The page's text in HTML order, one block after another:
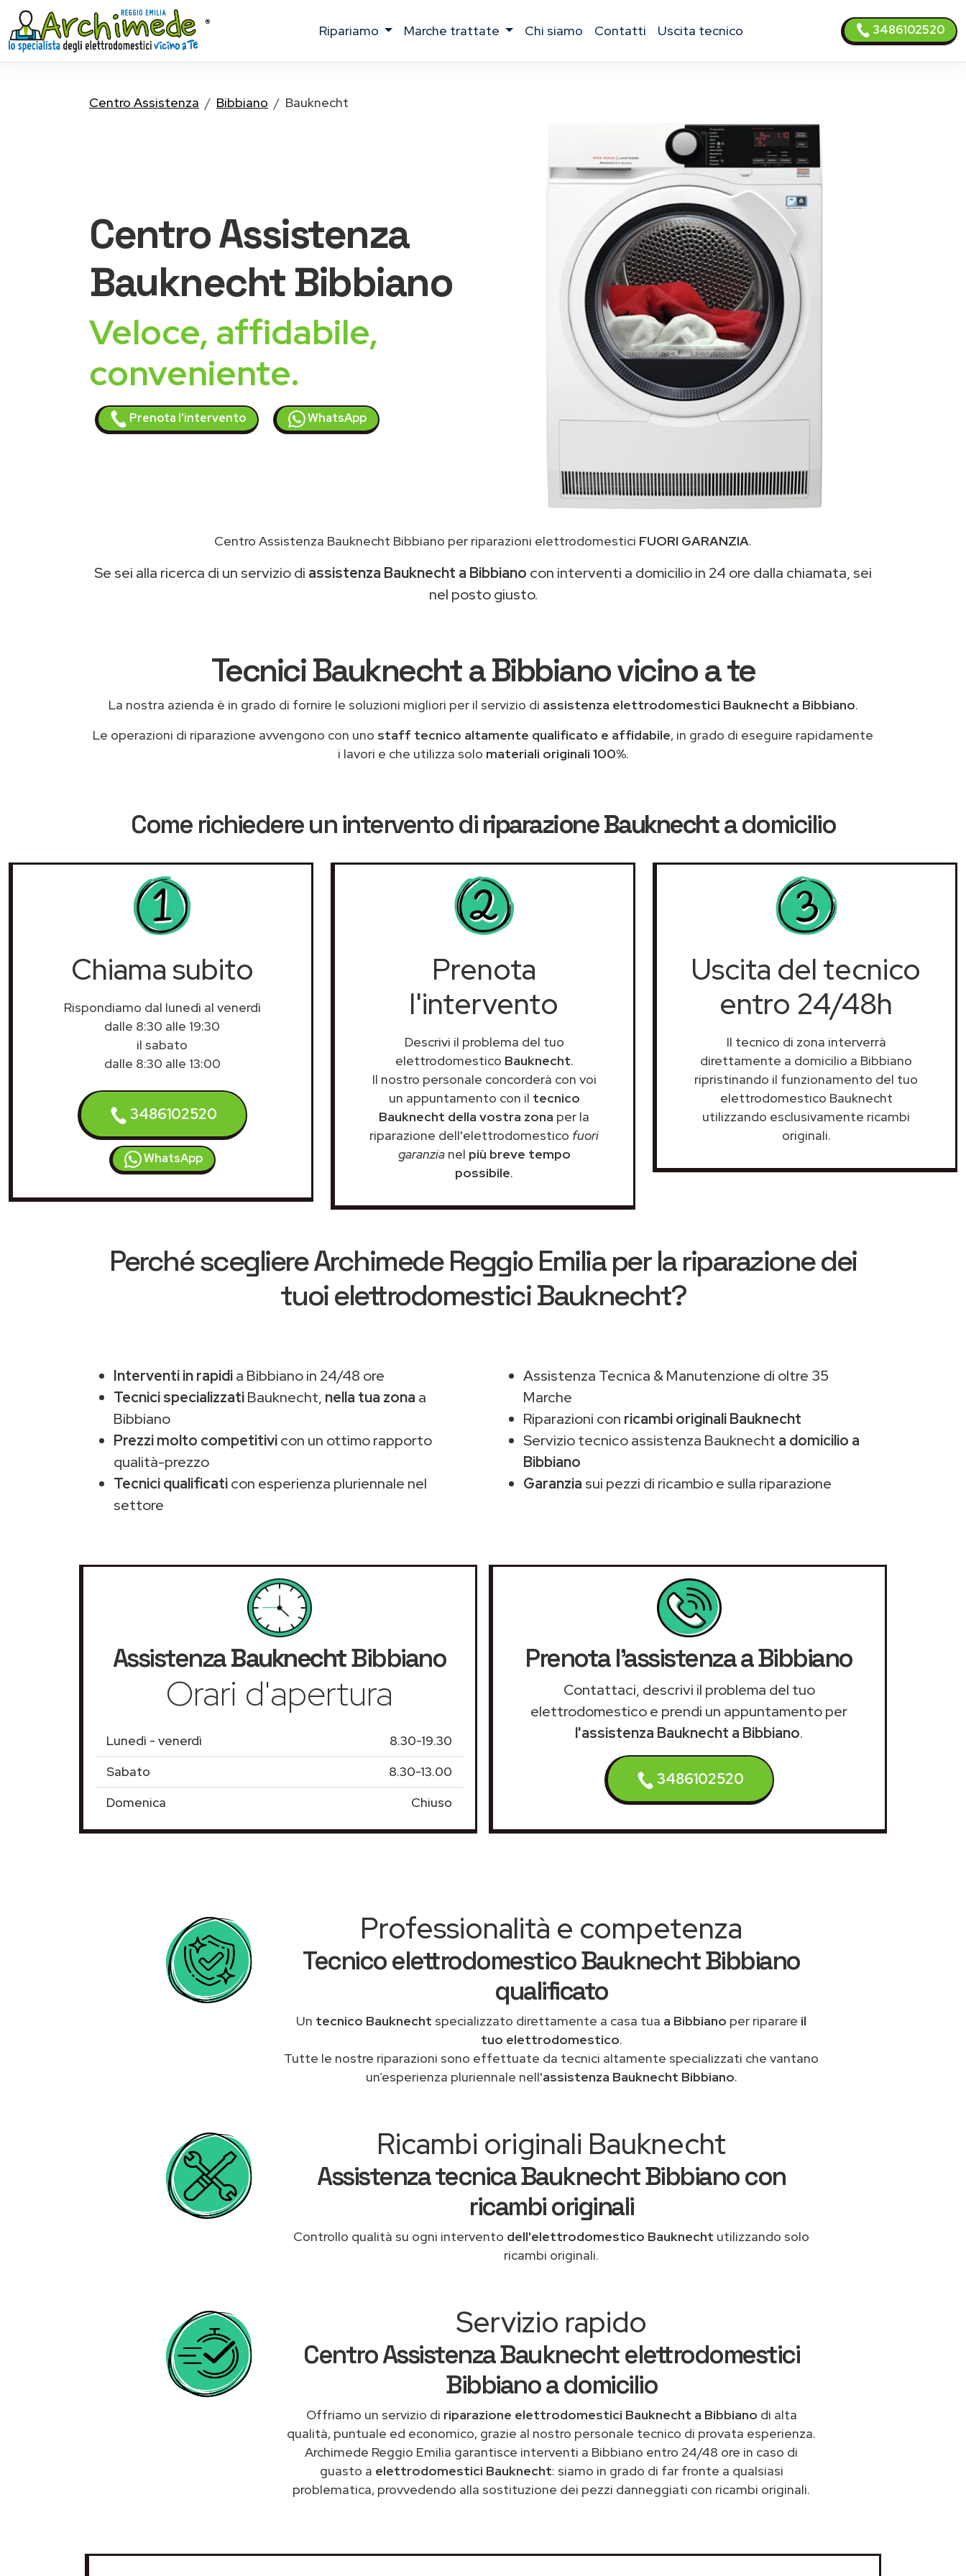
ripariamo marche trattate chi siamo contatti uscita tecnico 3486102520
Centro Assistenza Bibbiano Bauknecht
Centro Assistenza
BauknechtBibbiano
Veloce, affidabile,
conveniente.
Prenota l'intervento WhatsApp
Centro Assistenza Bauknecht Bibbiano per riparazioni elettrodomestici FUORI GARANZIA.
Se sei alla ricerca di un servizio di assistenza Bauknecht a Bibbiano con interventi a domicilio in 24 ore dalla chiamata, sei
nel posto giusto.
Tecnici Bauknecht a Bibbiano vicino a te
La nostra azienda è in grado di fornire le soluzioni migliori per il servizio di assistenza elettrodomestici Bauknecht a Bibbiano.
Le operazioni di riparazione avvengono con uno staff tecnico altamente qualificato e affidabile, in grado di eseguire rapidamente
i lavori e che utilizza solo materiali originali 100%.
Come richiedere un intervento diriparazione Bauknechta domicilio
Chiama subito
Rispondiamo dal lunedì al venerdì
dalle 8:30 alle 19:30
il sabato
dalle 8:30 alle 13:00
3486102520
WhatsApp
Prenota
l'intervento
Descrivi il problema del tuo
elettrodomestico Bauknecht.
Il nostro personale concorderà con voi
un appuntamento con il tecnico
Bauknecht della vostra zona per la
riparazione dell'elettrodomestico fuori
garanzianel più breve tempo
possibile.
Uscita del tecnico
entro 24/48h
Il tecnico di zona interverrà
direttamente a domicilio a Bibbiano
ripristinando il funzionamento del tuo
elettrodomestico Bauknecht
utilizzando esclusivamente ricambi
originali.
Perché scegliereArchimede Reggio Emiliaper la riparazione dei
tuoi elettrodomestici Bauknecht?
Interventi in rapidia Bibbiano in 24/48 ore
Tecnici specializzatiBauknecht, nella tua zona a
Bibbiano
Prezzi molto competitivicon un ottimo rapporto
qualità-prezzo
Tecnici qualificaticon esperienza pluriennale nel
settore
Assistenza Tecnica & Manutenzione di oltre 35
Marche
Riparazioni con ricambi originali Bauknecht
Servizio tecnico assistenza Bauknecht a domicilio a
Bibbiano
Garanzia sui pezzi di ricambio e sulla riparazione
AssistenzaBauknechtBibbiano
Orari d'apertura
Lunedì - venerdì
8.30-19.30
Sabato
8.30-13.00
Domenica
Chiuso
Prenota l'assistenza a Bibbiano
Contattaci, descrivi il problema del tuo
elettrodomestico e prendi un appuntamento per
l'assistenza Bauknecht a Bibbiano.
3486102520
Professionalità e competenza
Tecnico elettrodomestico Bauknecht Bibbiano
qualificato
Un tecnico Bauknecht specializzato direttamente a casa tua a Bibbiano per riparare il
tuo elettrodomestico.
Tutte le nostre riparazioni sono effettuate da tecnici altamente specializzati che vantano
un’esperienza pluriennale nell'assistenza Bauknecht Bibbiano.
Ricambi originali Bauknecht
Assistenza tecnica Bauknecht Bibbiano con
ricambi originali
Controllo qualità su ogni intervento dell'elettrodomestico Bauknecht utilizzando solo
ricambi originali.
Servizio rapido
Centro Assistenza Bauknecht elettrodomestici
Bibbiano a domicilio
Offriamo un servizio di riparazione elettrodomestici Bauknecht a Bibbiano di alta
qualità, puntuale ed economico, grazie al nostro personale tecnico di provata esperienza.
Archimede Reggio Emilia garantisce interventi a Bibbiano entro 24/48 ore in caso di
guasto a elettrodomestici Bauknecht: siamo in grado di far fronte a qualsiasi
problematica, provvedendo alla sostituzione dei pezzi danneggiati con ricambi originali.